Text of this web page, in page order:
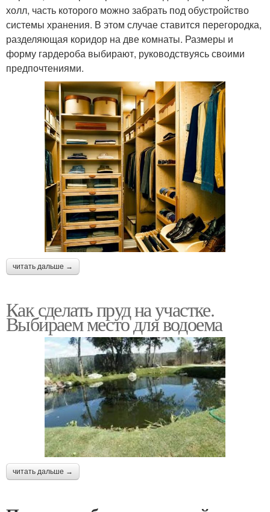
холл, часть которого можно забрать под обустройство
системы хранения. В этом случае ставится перегородка,
разделяющая коридор на две комнаты. Размеры и
форму гардероба выбирают, руководствуясь своими
предпочтениями.
читать дальше →
Как сделать пруд на участке.
Выбираем место для водоема
читать дальше →